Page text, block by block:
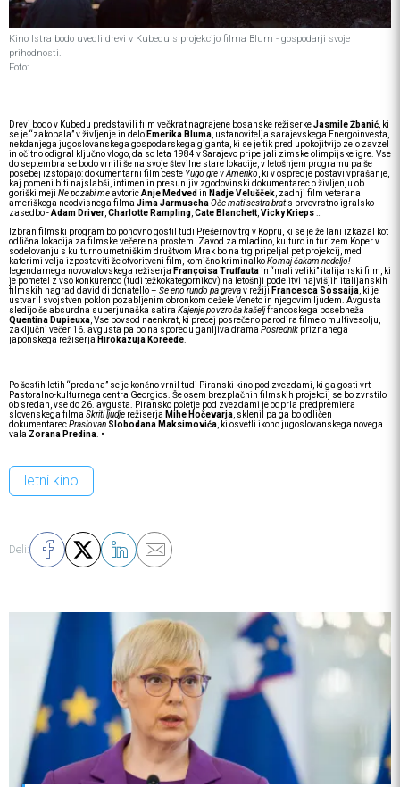
Kino Istra bodo uvedli drevi v Kubedu s projekcijo filma Blum - gospodarji svoje
prihodnosti.
Foto:
Drevi bodo v Kubedu predstavili film večkrat nagrajene bosanske režiserkeJasmile Žbanić , ki
se je “zakopala” v življenje in delo Emerika Bluma , ustanovitelja sarajevskega Energoinvesta,
nekdanjega jugoslovanskega gospodarskega giganta, ki se je tik pred upokojitvijo zelo zavzel
in očitno odigral ključno vlogo, da so leta 1984 v Sarajevo pripeljali zimske olimpijske igre. Vse
do septembra se bodo vrnili še na svoje številne stare lokacije, v letošnjem programu pa še
posebej izstopajo: dokumentarni film ceste Yugo gre v Ameriko , ki v ospredje postavi vprašanje,
kaj pomeni biti najslabši, intimen in presunljiv zgodovinski dokumentarec o življenju ob
goriški meji Ne pozabi meavtoricAnje Medved in Nadje Velušček , zadnji film veterana
ameriškega neodvisnega filma Jima JarmuschaOče mati sestra brats prvovrstno igralsko
zasedbo -Adam Driver Charlotte Rampling Cate Blanchett Vicky Krieps
Izbran filmski program bo ponovno gostil tudi Prešernov trg v Kopru, ki se je že lani izkazal kot
odlična lokacija za filmske večere na prostem. Zavod za mladino, kulturo in turizem Koper v
sodelovanju s kulturno umetniškim društvom Mrak bo na trg pripeljal pet projekcij, med
katerimi velja izpostaviti že otvoritveni film, komično kriminalkoKomaj čakam nedeljo!
legendarnega novovalovskega režiserja Françoisa Truffautain “mali veliki” italijanski film, ki
je pometel z vso konkurenco (tudi težkokategornikov) na letošnji podelitvi najvišjih italijanskih
filmskih nagrad david di donatello – Še eno rundo pa grevav režiji Francesca Sossaija , ki je
ustvaril svojstven poklon pozabljenim obronkom dežele Veneto in njegovim ljudem. Avgusta
sledijo še absurdna superjunaška satira Kajenje povzroča kašeljfrancoskega posebneža
Quentina Dupieuxa , Vse povsod naenkrat, ki precej posrečeno parodira filme o multivesolju,
zaključni večer 16. avgusta pa bo na sporedu ganljiva drama Posrednik priznanega
japonskega režiserja Hirokazuja Koreede
Po šestih letih “predaha” se je končno vrnil tudi Piranski kino pod zvezdami, ki ga gosti vrt
Pastoralno-kulturnega centra Georgios. Še osem brezplačnih filmskih projekcij se bo zvrstilo
ob sredah, vse do 26. avgusta. Piransko poletje pod zvezdami je odprla predpremiera
slovenskega filma Skriti ljudje režiserja Mihe Hočevarja , sklenil pa ga bo odličen
dokumentarecPraslovan Slobodana Maksimovića , ki osvetli ikono jugoslovanskega novega
vala Zorana Predina . •
letni kino
Deli: